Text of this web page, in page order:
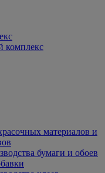
комплекс
материалов и
бумаги и обоев